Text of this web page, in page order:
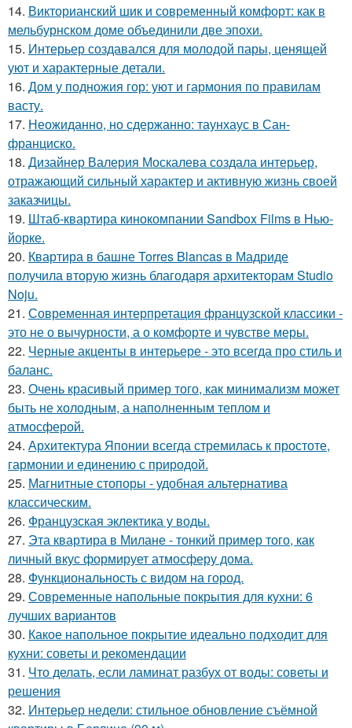
14. Викторианский шик и современный комфорт: как в
мельбурнском доме объединили две эпохи.
15. Интерьер создавался для молодой пары, ценящей
уют и характерные детали.
16. Дом у подножия гор: уют и гармония по правилам
васту.
17. Неожиданно, но сдержанно: таунхаус в Сан-
франциско.
18. Дизайнер Валерия Москалева создала интерьер,
отражающий сильный характер и активную жизнь своей
заказчицы.
19. Штаб-квартира кинокомпании Sandbox Films в Нью-
йорке.
20. Квартира в башне Torres Blancas в Мадриде
получила вторую жизнь благодаря архитекторам Studio
Noju.
21. Современная интерпретация французской классики -
это не о вычурности, а о комфорте и чувстве меры.
22. Черные акценты в интерьере - это всегда про стиль и
баланс.
23. Очень красивый пример того, как минимализм может
быть не холодным, а наполненным теплом и
атмосферой.
24. Архитектура Японии всегда стремилась к простоте,
гармонии и единению с природой.
25. Магнитные стопоры - удобная альтернатива
классическим.
26. Французская эклектика у воды.
27. Эта квартира в Милане - тонкий пример того, как
личный вкус формирует атмосферу дома.
28. Функциональность с видом на город.
29. Современные напольные покрытия для кухни: 6
лучших вариантов
30. Какое напольное покрытие идеально подходит для
кухни: советы и рекомендации
31. Что делать, если ламинат разбух от воды: советы и
решения
32. Интерьер недели: стильное обновление съёмной